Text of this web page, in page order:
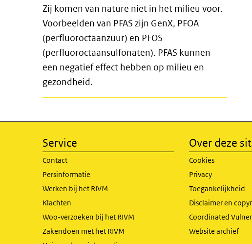
Zij komen van nature niet in het milieu voor.
Voorbeelden van PFAS zijn GenX, PFOA
(perfluoroctaanzuur) en PFOS
(perfluoroctaansulfonaten). PFAS kunnen
een negatief effect hebben op milieu en
gezondheid.
Service
Contact
Persinformatie
Werken bij het RIVM
Klachten
Woo-verzoeken bij het RIVM
Zakendoen met het RIVM
Over deze
Cookies
Privacy
Toegankelijkheid
Disclaimer en
Coordinated
Website archief